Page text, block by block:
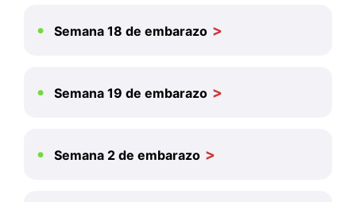
Semana 18 de embarazo
Semana 19 de embarazo
Semana 2 de embarazo